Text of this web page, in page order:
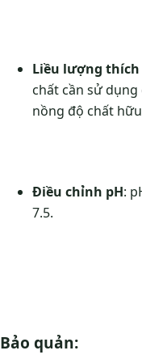
Liều lượng
chất cần sử
nồng độ chất
Điều chỉnh pH:
7.5.
Bảo quản: